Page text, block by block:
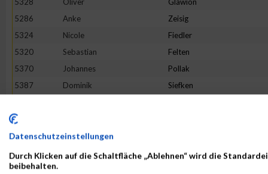
5286
Anke Zeisig
5324
Nicole Fiedler
5320
Sebastian Felten
5370
Johannes Pollak
5387
Dominik Siefken
5358
5333
Björn
5297
Herr Kutzbach
5363
Datenschutzeinstellungen
Durch Klicken auf die Schaltfläche „Ablehnen“ wird die
beibehalten.